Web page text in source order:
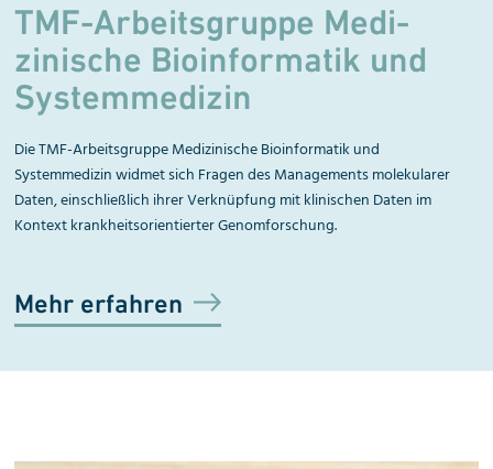
TMF-Arbeitsgruppe Me­di­
zinische Bio­infor­ma­tik und
System­medizin
Die TMF-Arbeitsgruppe Medizinische Bioinformatik und
Systemmedizin widmet sich Fragen des Managements molekularer
Daten, einschließlich ihrer Verknüpfung mit klinischen Daten im
Kontext krankheitsorientierter Genomforschung.
Mehr erfahren